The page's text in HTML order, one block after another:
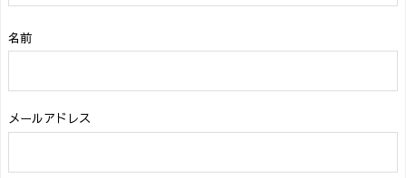
名前
メールアドレス